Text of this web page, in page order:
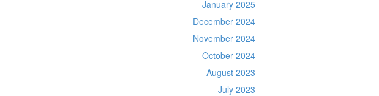
January 2025
December 2024
November 2024
October 2024
August 2023
July 2023